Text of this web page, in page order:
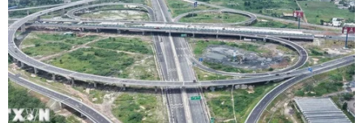
03/05/2019 03:48
Trong khi phí nộp hồ sơ vào trường đại học Stanford chỉ
là 90 USD, một người cha ở Trung Quốc đã bỏ ra số
tiền khổng lồ 6,5 triệu USD để con gái ông chắc chắn
được vào học trong trường danh giá này.